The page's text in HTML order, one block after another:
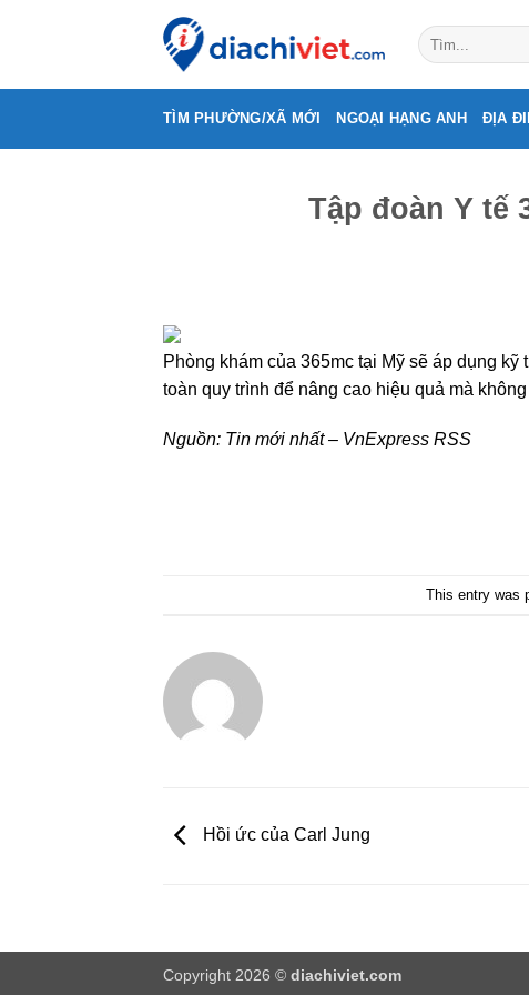
TÌM PHƯỜNG/XÃ MỚI NGOẠI HẠNG ANH ĐỊA
Tập đoàn Y tế
Phòng khám của 365mc tại Mỹ sẽ áp dụng
toàn quy trình để nâng cao hiệu quả mà
Nguồn: Tin mới nhất – VnExpress RSS
This entry was
Hồi ức của Carl Jung
Copyright 2026 © diachiviet.com